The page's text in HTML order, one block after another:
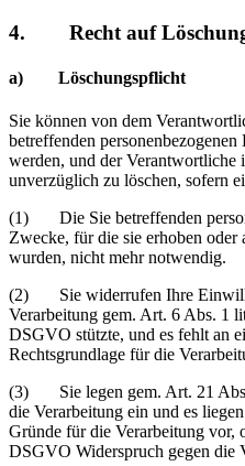
4. Recht auf
a) Löschungspflicht
Sie können von dem
betreffenden
werden, und der Verantwortliche
unverzüglich zu löschen, sofern
(1) Die Sie betreffenden
Zwecke, für die sie erhoben oder
wurden, nicht mehr notwendig.
(2) Sie widerrufen Ihre
Verarbeitung gem. Art. 6 Abs. 1
DSGVO stützte, und es fehlt an
Rechtsgrundlage für die
(3) Sie legen gem. Art. 21
die Verarbeitung ein und es
Gründe für die Verarbeitung vor,
DSGVO Widerspruch gegen die